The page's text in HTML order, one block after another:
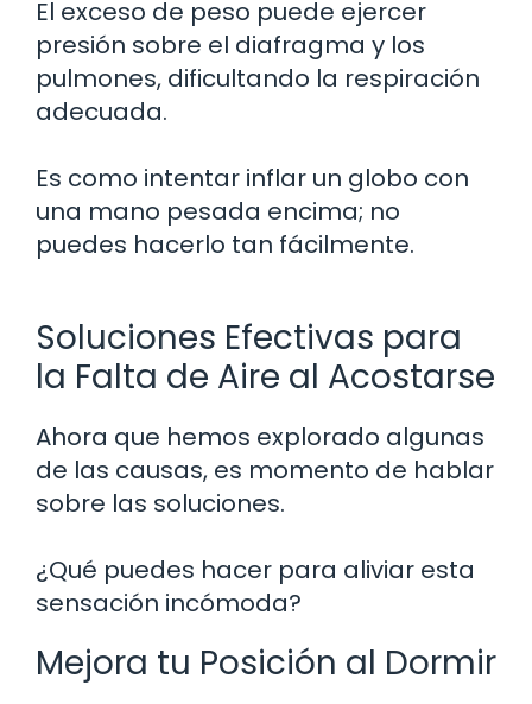
El exceso de peso puede ejercer
presión sobre el diafragma y los
pulmones, dificultando la respiración
adecuada.
Es como intentar inflar un globo con
una mano pesada encima; no
puedes hacerlo tan fácilmente.
Soluciones Efectivas para
la Falta de Aire al Acostarse
Ahora que hemos explorado algunas
de las causas, es momento de hablar
sobre las soluciones.
¿Qué puedes hacer para aliviar esta
sensación incómoda?
Mejora tu Posición al Dormir